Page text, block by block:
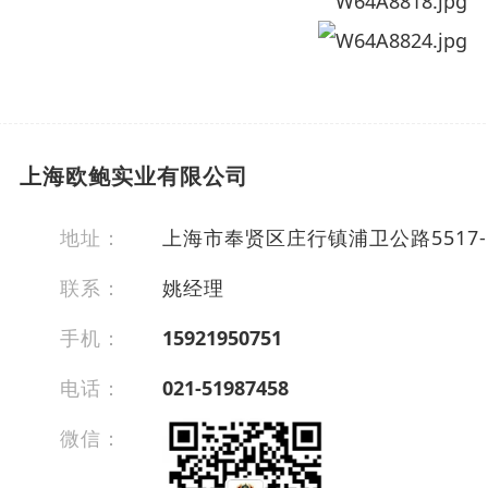
上海欧鲍实业有限公司
地址：
上海市奉贤区庄行镇浦卫公路
联系：
姚经理
手机：
15921950751
电话：
021-51987458
微信：